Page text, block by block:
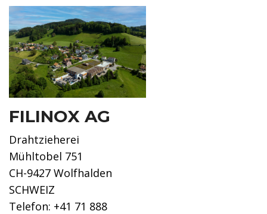
FILINOX AG
Drahtzieherei
Mühltobel 751
CH-9427 Wolfhalden
SCHWEIZ
Telefon: +41 71 888